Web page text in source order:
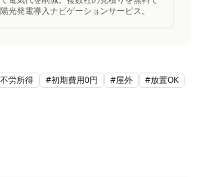
光発電導入ナビゲーションサービス。
不労所得 #初期費用0円 #屋外 #放置OK